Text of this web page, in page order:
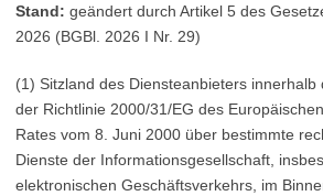
Stand: geändert durch Artikel 5 des
2026 (BGBl. 2026 I Nr. 29)
(1) Sitzland des Diensteanbieters
der Richtlinie 2000/31/EG des
Rates vom 8. Juni 2000 über bestimmte
Dienste der Informationsgesellschaft,
elektronischen Geschäftsverkehrs, im